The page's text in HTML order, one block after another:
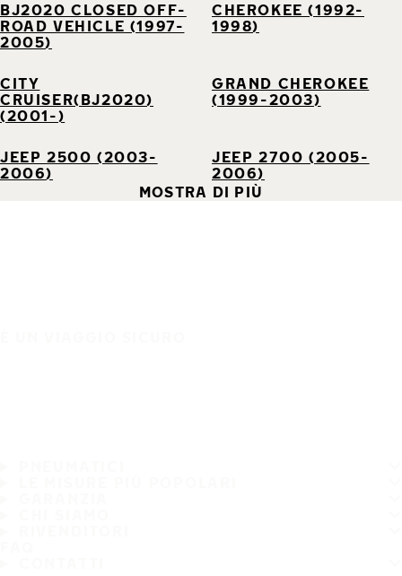
BJ2020 CLOSED OFF-
ROAD VEHICLE (1997-
2005)
CHEROKEE (1992-
1998)
CITY
CRUISER(BJ2020)
(2001-)
GRAND CHEROKEE
(1999-2003)
JEEP 2500 (2003-
2006)
JEEP 2700 (2005-
2006)
MOSTRA DI PIÙ